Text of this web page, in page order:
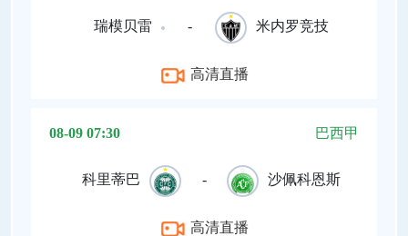
瑞模贝雷 - 米内罗竞技
高清直播
08-09 07:30 巴西甲
科里蒂巴 - 沙佩科恩斯
高清直播